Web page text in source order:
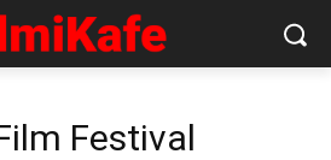
Festival